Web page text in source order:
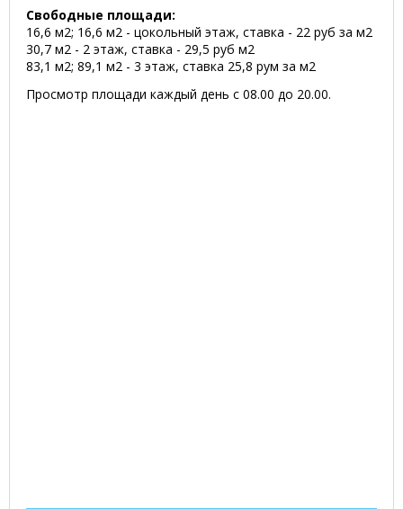
Свободные площади:
16,6 м2; 16,6 м2 - цокольный этаж, ставка - 22 руб за м2
30,7 м2 - 2 этаж, ставка - 29,5 руб м2
83,1 м2; 89,1 м2 - 3 этаж, ставка 25,8 рум за м2
Просмотр площади каждый день с 08.00 до 20.00.